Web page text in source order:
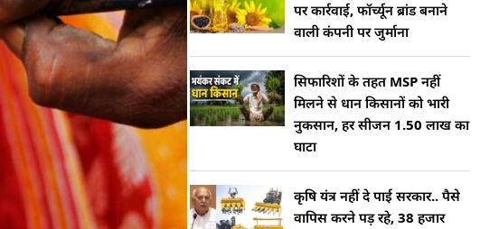
पर कार्रवाई, फॉर्च्यून ब्रांड बनाने
वाली कंपनी पर जुर्माना
सिफारिशों के तहत MSP नहीं
मिलने से धान किसानों को भारी
नुकसान, हर सीजन 1.50 लाख का
घाटा
कृषि यंत्र नहीं दे पाई सरकार.. पैसे
वापिस करने पड़ रहे, 38 हजार